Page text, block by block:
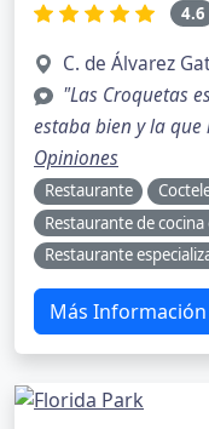
4.6
C. de Álvarez
"Las Croquetas
estaba bien y la
Opiniones
Restaurante
Restaurante de cocina
Restaurante
Más Información